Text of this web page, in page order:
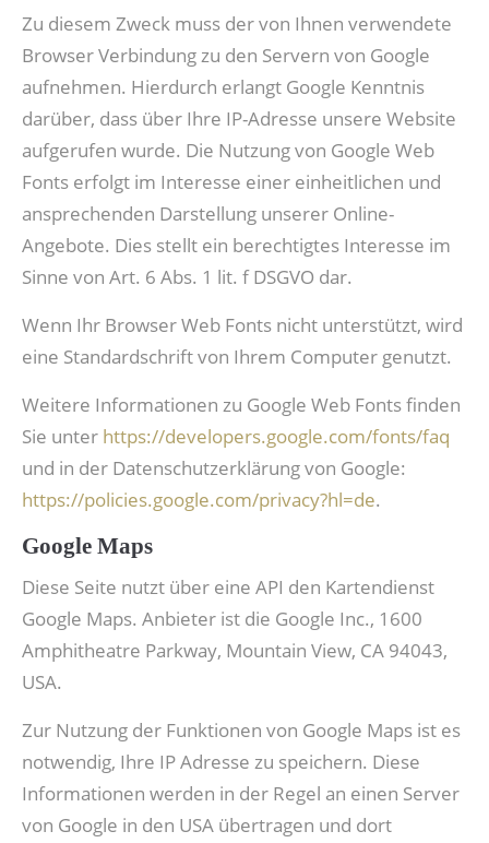
Zu diesem Zweck muss der von Ihnen verwendete
Browser Verbindung zu den Servern von Google
aufnehmen. Hierdurch erlangt Google Kenntnis
darüber, dass über Ihre IP-Adresse unsere Website
aufgerufen wurde. Die Nutzung von Google Web
Fonts erfolgt im Interesse einer einheitlichen und
ansprechenden Darstellung unserer Online-
Angebote. Dies stellt ein berechtigtes Interesse im
Sinne von Art. 6 Abs. 1 lit. f DSGVO dar.
Wenn Ihr Browser Web Fonts nicht unterstützt, wird
eine Standardschrift von Ihrem Computer genutzt.
Weitere Informationen zu Google Web Fonts finden
Sie unter https://developers.google.com/fonts/faq
und in der Datenschutzerklärung von Google:
https://policies.google.com/privacy?hl=de.
Google Maps
Diese Seite nutzt über eine API den Kartendienst
Google Maps. Anbieter ist die Google Inc., 1600
Amphitheatre Parkway, Mountain View, CA 94043,
USA.
Zur Nutzung der Funktionen von Google Maps ist es
notwendig, Ihre IP Adresse zu speichern. Diese
Informationen werden in der Regel an einen Server
von Google in den USA übertragen und dort